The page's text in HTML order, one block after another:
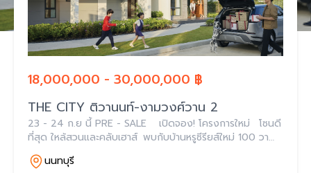
18,000,000 - 30,000,000 ฿
THE CITY ติวานนท์-งามวงศ์วาน 2
23 - 24 ก.ย นี้ PRE - SALE เปิดจอง! โครงการใหม่ โซนดี
ที่สุด ใหล้สวนและคลับเฮาส์ พบกับบ้านหรูซีรียส์ใหม่ 100 วา
บนทำเลติวานนท์ * 5 ห้องนอน 500ตรม. 4 ที่จอดรถ* ใกล้
เมืองนนทบุรี